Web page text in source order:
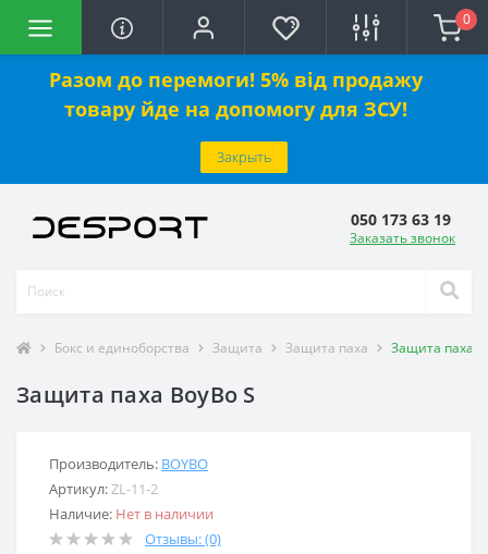
Разом до перемоги! 5% від продажу
товару йде на допомогу для ЗСУ!
Закрыть
0
050 173 63 19
Заказать звонок
Бокс и единоборства Защита Защита паха Защита паха
Защита паха BoyBo S
Производитель: BOYBO
Артикул:ZL-11-2
Наличие: Нет в наличии
Отзывы: (0)